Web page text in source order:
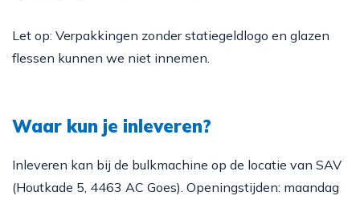
Let op: Verpakkingen zonder statiegeldlogo en glazen
flessen kunnen we niet innemen.
Waar kun je inleveren?
Inleveren kan bij de bulkmachine op de locatie van SAV
(Houtkade 5, 4463 AC Goes). Openingstijden: maandag